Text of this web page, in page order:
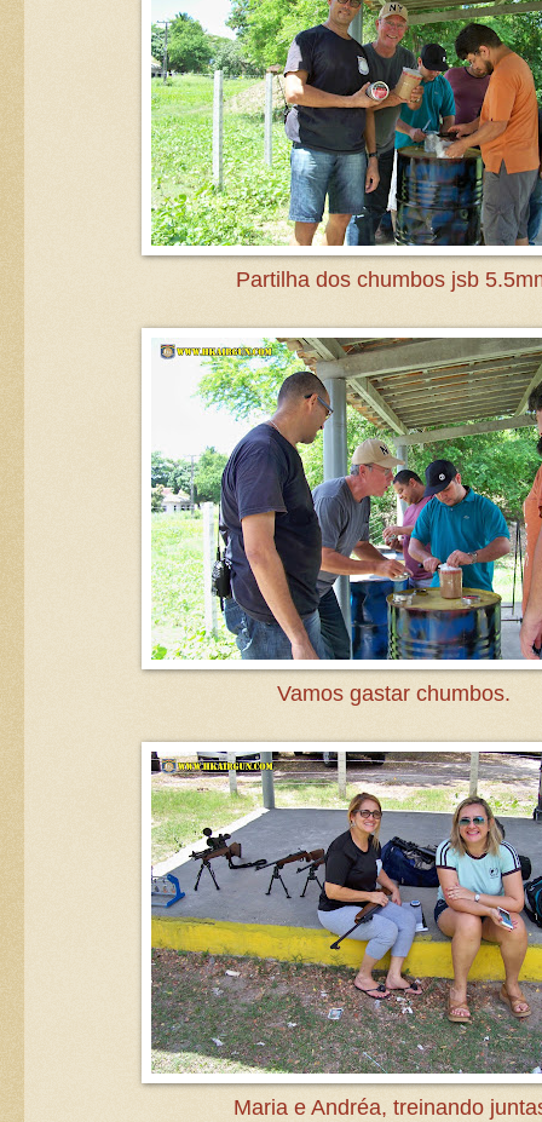
Partilha dos chumbos jsb
Vamos gastar chumbos.
Maria e Andréa, treinando